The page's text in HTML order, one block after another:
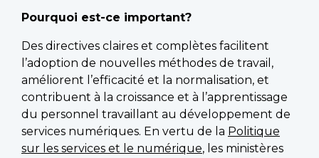
Pourquoi est-ce important?
Des directives claires et complètes facilitent
l’adoption de nouvelles méthodes de travail,
améliorent l’efficacité et la normalisation, et
contribuent à la croissance et à l’apprentissage
du personnel travaillant au développement de
services numériques. En vertu de la Politique
sur les services et le numérique, les ministères